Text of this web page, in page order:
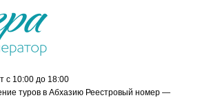
с 10:00 до 18:00
туров в Абхазию Реестровый номер —